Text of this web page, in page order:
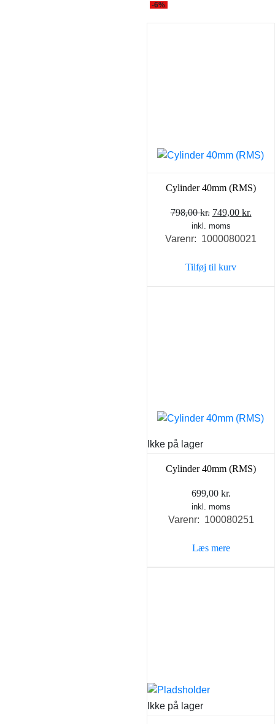
-6%
Cylinder 40mm (RMS)
798,00kr. Den
oprindelige
pris
798,00 kr..
749,00 kr.
pris
inkl. moms
Varenr: 1000080021
Tilføj til kurv
Ikke på lager
Cylinder 40mm (RMS)
699,00 kr.
inkl. moms
Varenr: 100080251
Læs mere
Ikke på lager